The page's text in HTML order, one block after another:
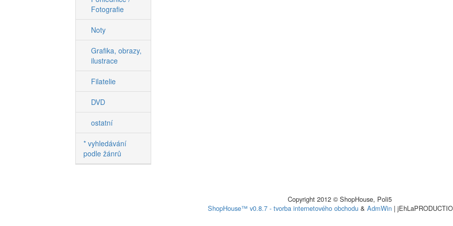
Fotografie
Noty
Grafika, obrazy,
ilustrace
Filatelie
DVD
ostatní
* vyhledávání
podle žánrů
Copyright 2012 © ShopHouse, Poli5
ShopHouse™ v0.8.7 - tvorba internetového obchodu & AdmWin |